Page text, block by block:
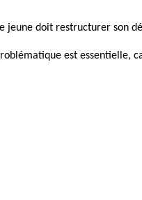
doit restructurer son
est essentielle,